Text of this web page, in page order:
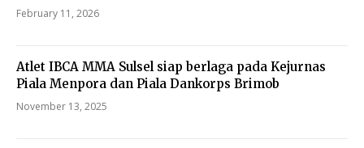
February 11, 2026
Atlet IBCA MMA Sulsel siap berlaga pada Kejurnas
Piala Menpora dan Piala Dankorps Brimob
November 13, 2025